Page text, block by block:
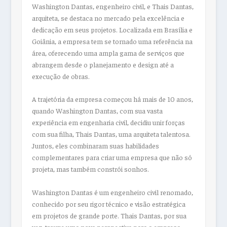
Washington Dantas, engenheiro civil, e Thais Dantas,
arquiteta, se destaca no mercado pela excelência e
dedicação em seus projetos. Localizada em Brasília e
Goiânia, a empresa tem se tornado uma referência na
área, oferecendo uma ampla gama de serviços que
abrangem desde o planejamento e design até a
execução de obras.
A trajetória da empresa começou há mais de 10 anos,
quando Washington Dantas, com sua vasta
experiência em engenharia civil, decidiu unir forças
com sua filha, Thais Dantas, uma arquiteta talentosa.
Juntos, eles combinaram suas habilidades
complementares para criar uma empresa que não só
projeta, mas também constrói sonhos.
Washington Dantas é um engenheiro civil renomado,
conhecido por seu rigor técnico e visão estratégica
em projetos de grande porte. Thais Dantas, por sua